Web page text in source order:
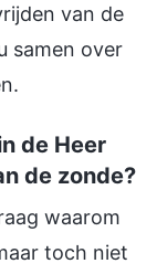
van de
samen over
de Heer
de zonde?
waarom
toch niet